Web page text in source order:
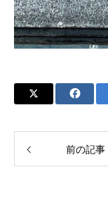
前の記事